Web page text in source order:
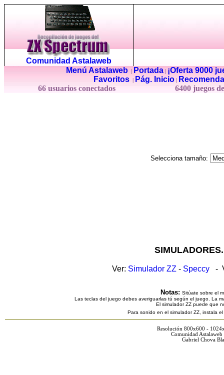
Comunidad Astalaweb
Menú Astalaweb| Portada|
¡Oferta 9000
Favoritos
Pág. Inicio
66 usuarios conectados
6400 juegos
Selecciona tamaño:
Ver: Simulador ZZ - Speccy -
Notas: Sitúate sobre el
Las teclas del juego debes averiguarlas tú según el juego. La
El simulador ZZ puede que
Para sonido en el simulador ZZ, instala
Resolución 800x600 -
Comunidad
Gabriel Chova